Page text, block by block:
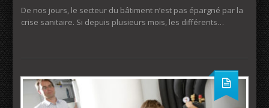
De nos jours, le secteur du bâtiment n’est pas épargné par la
crise sanitaire. Si depuis plusieurs mois, les différents…